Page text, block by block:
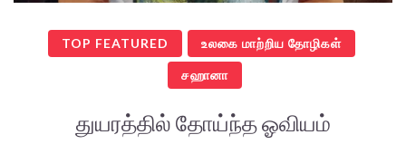
TOP FEATURED உலகை மாற்றிய தோழிகள்
சஹானா
துயரத்தில் தோய்ந்த ஓவியம்